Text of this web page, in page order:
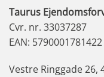
Taurus
Cvr. nr. 33037287
EAN: 5790001781422
Vestre Ringgade 26,